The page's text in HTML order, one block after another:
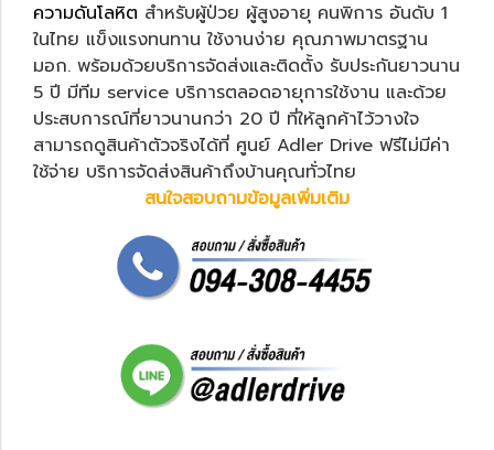
ความดันโลหิต สำหรับผู้ป่วย ผู้สูงอายุ คนพิการ อันดับ 1
ในไทย แข็งแรงทนทาน ใช้งานง่าย คุณภาพมาตรฐาน
มอก. พร้อมด้วยบริการจัดส่งและติดตั้ง รับประกันยาวนาน
5 ปี มีทีม service บริการตลอดอายุการใช้งาน และด้วย
ประสบการณ์ที่ยาวนานกว่า 20 ปี ที่ให้ลูกค้าไว้วางใจ
สามารถดูสินค้าตัวจริงได้ที่ ศูนย์ Adler Drive ฟรีไม่มีค่า
ใช้จ่าย บริการจัดส่งสินค้าถึงบ้านคุณทั่วไทย
สนใจสอบถามข้อมูลเพิ่มเติม